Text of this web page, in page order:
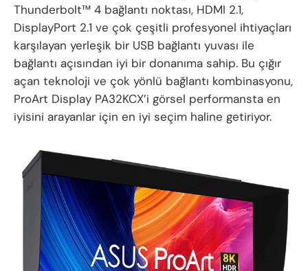
Thunderbolt™ 4 bağlantı noktası, HDMI 2.1,
DisplayPort 2.1 ve çok çeşitli profesyonel ihtiyaçları
karşılayan yerleşik bir USB bağlantı yuvası ile
bağlantı açısından iyi bir donanıma sahip. Bu çığır
açan teknoloji ve çok yönlü bağlantı kombinasyonu,
ProArt Display PA32KCX’i görsel performansta en
iyisini arayanlar için en iyi seçim haline getiriyor.